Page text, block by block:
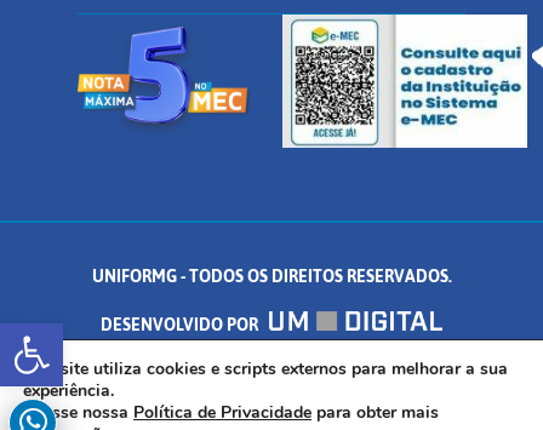
Abrir a barra de ferramentas
UNIFORMG - TODOS OS DIREITOS RESERVADOS.
DESENVOLVIDO POR
AV. DR. ARNALDO DE SENNA, 328 - PALMEIRAS, FORMIGA/MG - CEP:
35.574.530
Este site utiliza cookies e scripts externos para melhorar a sua
experiência.
Acesse nossa Política de Privacidade para obter mais